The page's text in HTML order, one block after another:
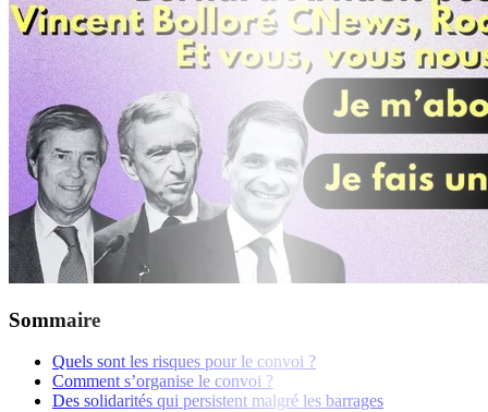
Sommaire
Quels sont les risques pour le convoi ?
Comment s’organise le convoi ?
Des solidarités qui persistent malgré les barrages